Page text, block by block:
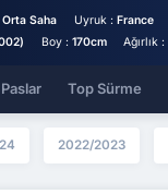
Saha Uyruk : France
Boy : 170cm Ağırlık :
Top Sürme
2022/2023